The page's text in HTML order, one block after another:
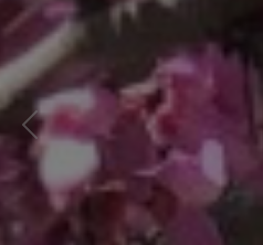
Önceki